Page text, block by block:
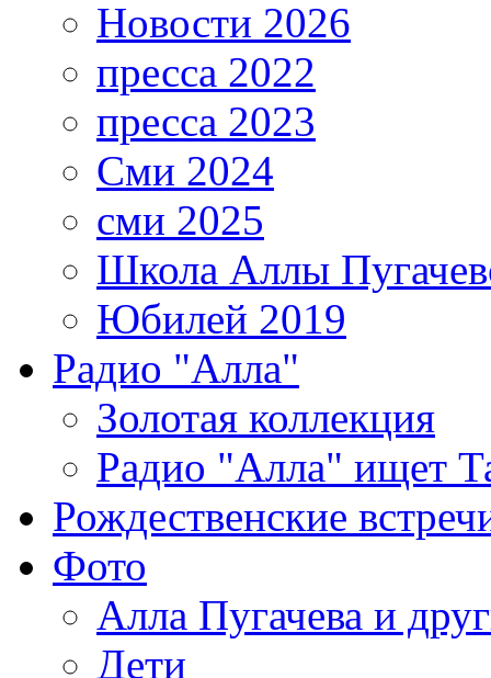
Новости 2026
пресса 2022
пресса 2023
Сми 2024
сми 2025
Школа Аллы
Юбилей 2019
Радио "Алла"
Золотая коллекция
Радио "Алла" ищет
Рождественские
Фото
Алла Пугачева и
Дети